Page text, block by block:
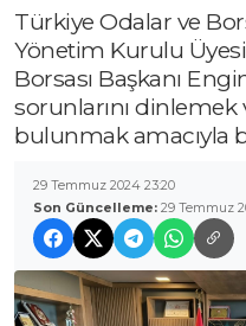
Türkiye Odalar ve
Yönetim Kurulu
Borsası Başkanı
sorunlarını dinlemek
bulunmak amacıyla
29 Temmuz 2024 23:20
Son Güncelleme: 29 Temmuz